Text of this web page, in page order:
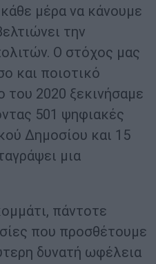
μέρα να κάνουμε
την
Ο στόχος μας
και ποιοτικό
του 2020 ξεκινήσαμε
501 ψηφιακές
Δημοσίου και 15
μια
πάντοτε
που προσθέτουμε
δυνατή ωφέλεια